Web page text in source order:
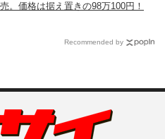
。価格は据え置きの98万100円！
Recommended by